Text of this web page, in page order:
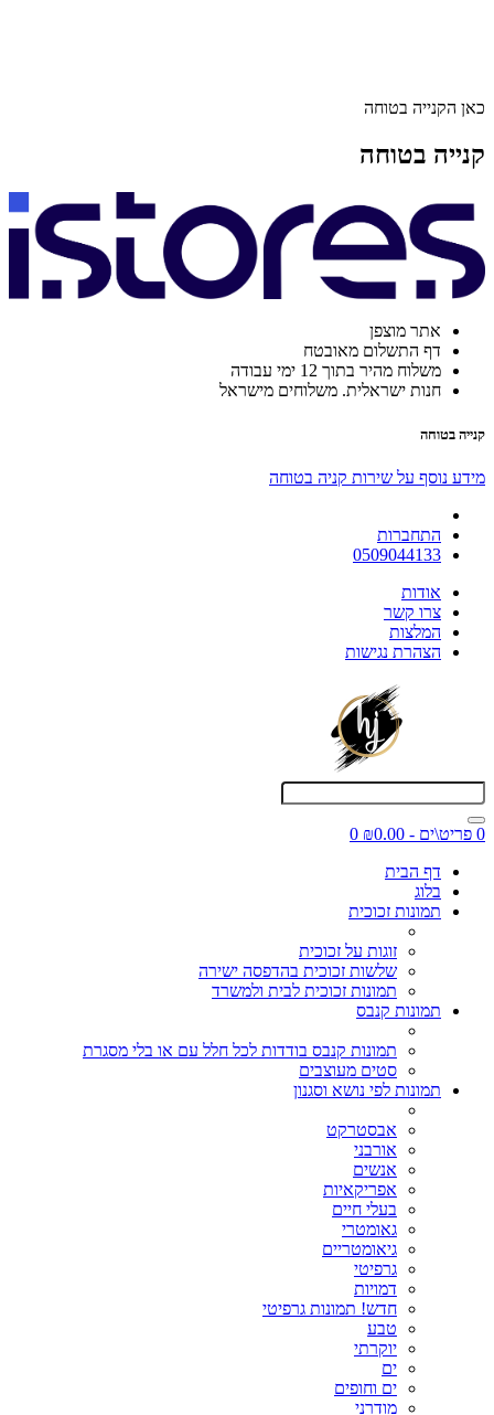
כאן הקנייה בטוחה
קנייה בטוחה
אתר מוצפן
דף התשלום מאובטח
משלוח מהיר בתוך 12 ימי עבודה
חנות ישראלית. משלוחים מישראל
קנייה בטוחה
מידע נוסף על שירות קניה בטוחה
התחברות
0509044133
אודות
צרו קשר
המלצות
הצהרת נגישות
0 פריט\ים - ₪0.00
0
דף הבית
בלוג
תמונות זכוכית
זוגות על זכוכית
שלשות זכוכית בהדפסה ישירה
תמונות זכוכית לבית ולמשרד
תמונות קנבס
תמונות קנבס בודדות לכל חלל עם או בלי מסגרת
סטים מעוצבים
תמונות לפי נושא וסגנון
אבסטרקט
אורבני
אנשים
אפריקאיות
בעלי חיים
גאומטרי
גיאומטריים
גרפיטי
דמויות
חדש! תמונות גרפיטי
טבע
יוקרתי
ים
ים וחופים
מודרני